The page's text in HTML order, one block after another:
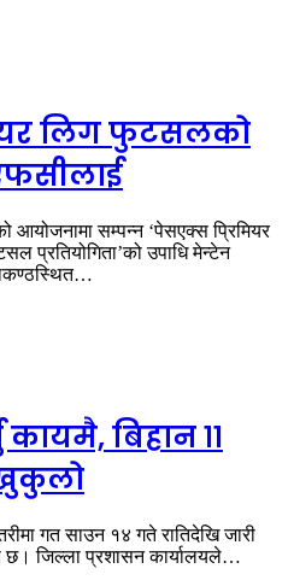
लिग फुटसलको
आयोजनामा सम्पन्न ‘पेसएक्स प्रिमियर
प्रतियोगिता’को उपाधि मेन्टेन
बिहान ११
गत साउन १४ गते रातिदेखि जारी
जिल्ला प्रशासन कार्यालयले…